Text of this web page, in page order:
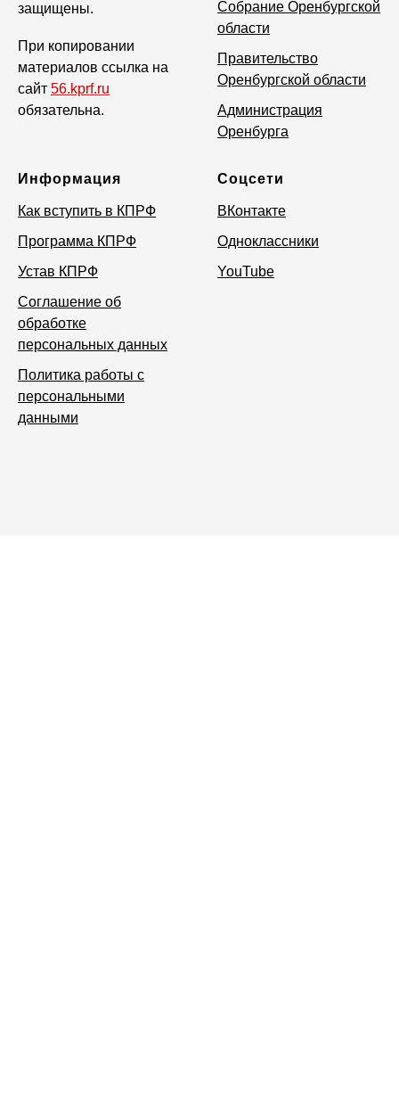
защищены.
При копировании
материалов ссылка на
сайт 56.kprf.ru
обязательна.
Собрание Оренбургской
области
Правительство
Оренбургской области
Администрация
Оренбурга
Информация
Как вступить в КПРФ
Программа КПРФ
Устав КПРФ
Соглашение об
обработке
персональных данных
Политика работы с
персональными
данными
Соцсети
ВКонтакте
Одноклассники
YouTube